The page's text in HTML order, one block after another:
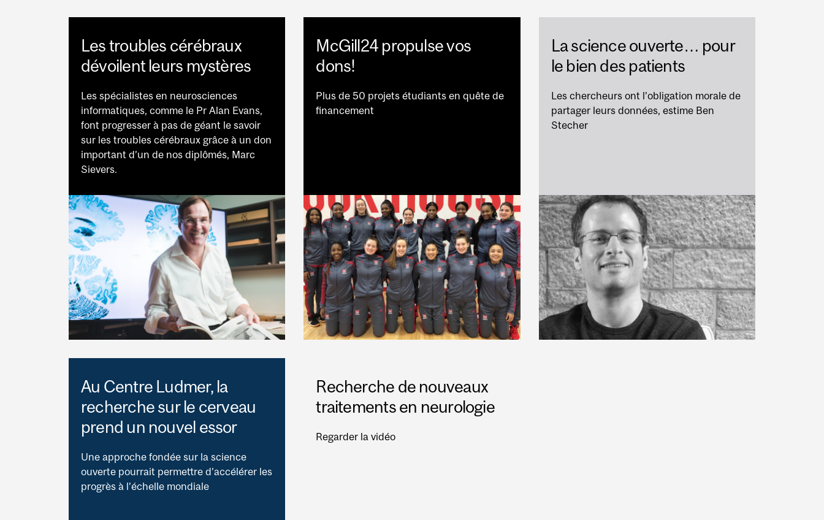
Les troubles cérébraux
dévoilent leurs mystères
Les spécialistes en neurosciences
informatiques, comme le Pr Alan Evans,
font progresser à pas de géant le savoir
sur les troubles cérébraux grâce à un don
important d’un de nos diplômés, Marc
Sievers.
McGill24 propulse vos
dons!
Plus de 50 projets étudiants en quête de
financement
La science ouverte… pour
le bien des patients
Les chercheurs ont l’obligation morale de
partager leurs données, estime Ben
Stecher
Au Centre Ludmer, la
recherche sur le cerveau
prend un nouvel essor
Une approche fondée sur la science
ouverte pourrait permettre d’accélérer les
progrès à l’échelle mondiale
Recherche de nouveaux
traitements en neurologie
Regarder la vidéo